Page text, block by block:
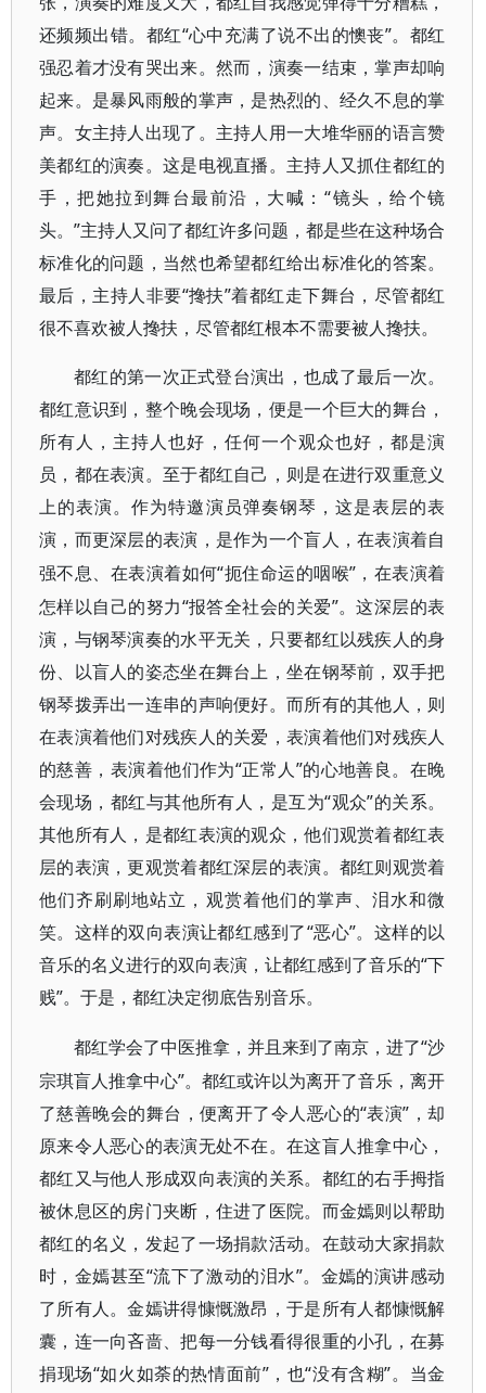
还频频出错。都红“心中充满了说不出的懊丧”。都红
强忍着才没有哭出来。然而，演奏一结束，掌声却响
起来。是暴风雨般的掌声，是热烈的、经久不息的掌
声。女主持人出现了。主持人用一大堆华丽的语言赞
美都红的演奏。这是电视直播。主持人又抓住都红的
手，把她拉到舞台最前沿，大喊：“镜头，给个镜
头。”主持人又问了都红许多问题，都是些在这种场合
标准化的问题，当然也希望都红给出标准化的答案。
最后，主持人非要“搀扶”着都红走下舞台，尽管都红
很不喜欢被人搀扶，尽管都红根本不需要被人搀扶。
都红的第一次正式登台演出，也成了最后一次。
都红意识到，整个晚会现场，便是一个巨大的舞台，
所有人，主持人也好，任何一个观众也好，都是演
员，都在表演。至于都红自己，则是在进行双重意义
上的表演。作为特邀演员弹奏钢琴，这是表层的表
演，而更深层的表演，是作为一个盲人，在表演着自
强不息、在表演着如何“扼住命运的咽喉”，在表演着
怎样以自己的努力“报答全社会的关爱”。这深层的表
演，与钢琴演奏的水平无关，只要都红以残疾人的身
份、以盲人的姿态坐在舞台上，坐在钢琴前，双手把
钢琴拨弄出一连串的声响便好。而所有的其他人，则
在表演着他们对残疾人的关爱，表演着他们对残疾人
的慈善，表演着他们作为“正常人”的心地善良。在晚
会现场，都红与其他所有人，是互为“观众”的关系。
其他所有人，是都红表演的观众，他们观赏着都红表
层的表演，更观赏着都红深层的表演。都红则观赏着
他们齐刷刷地站立，观赏着他们的掌声、泪水和微
笑。这样的双向表演让都红感到了“恶心”。这样的以
音乐的名义进行的双向表演，让都红感到了音乐的“下
贱”。于是，都红决定彻底告别音乐。
都红学会了中医推拿，并且来到了南京，进了“沙
宗琪盲人推拿中心”。都红或许以为离开了音乐，离开
了慈善晚会的舞台，便离开了令人恶心的“表演”，却
原来令人恶心的表演无处不在。在这盲人推拿中心，
都红又与他人形成双向表演的关系。都红的右手拇指
被休息区的房门夹断，住进了医院。而金嫣则以帮助
都红的名义，发起了一场捐款活动。在鼓动大家捐款
时，金嫣甚至“流下了激动的泪水”。金嫣的演讲感动
了所有人。金嫣讲得慷慨激昂，于是所有人都慷慨解
囊，连一向吝啬、把每一分钱看得很重的小孔，在募
捐现场“如火如荼的热情面前”，也“没有含糊”。当金